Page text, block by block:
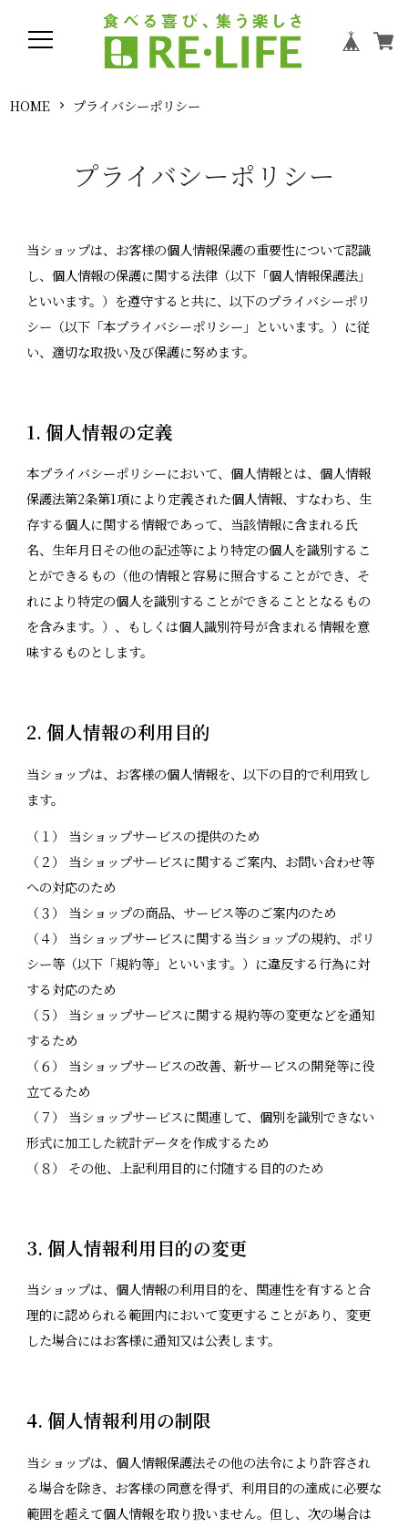
HOME プライバシーポリシー
プライバシーポリシー
当ショップは、お客様の個人情報保護の重要性について認識
し、個人情報の保護に関する法律（以下「個人情報保護法」
といいます。）を遵守すると共に、以下のプライバシーポリ
シー（以下「本プライバシーポリシー」といいます。）に従
い、適切な取扱い及び保護に努めます。
1. 個人情報の定義
本プライバシーポリシーにおいて、個人情報とは、個人情報
保護法第2条第1項により定義された個人情報、すなわち、生
存する個人に関する情報であって、当該情報に含まれる氏
名、生年月日その他の記述等により特定の個人を識別するこ
とができるもの（他の情報と容易に照合することができ、そ
れにより特定の個人を識別することができることとなるもの
を含みます。）、もしくは個人識別符号が含まれる情報を意
味するものとします。
2. 個人情報の利用目的
当ショップは、お客様の個人情報を、以下の目的で利用致し
ます。
（１） 当ショップサービスの提供のため
（２） 当ショップサービスに関するご案内、お問い合わせ等
への対応のため
（３） 当ショップの商品、サービス等のご案内のため
（４） 当ショップサービスに関する当ショップの規約、ポリ
シー等（以下「規約等」といいます。）に違反する行為に対
する対応のため
（５） 当ショップサービスに関する規約等の変更などを通知
するため
（６） 当ショップサービスの改善、新サービスの開発等に役
立てるため
（７） 当ショップサービスに関連して、個別を識別できない
形式に加工した統計データを作成するため
（８） その他、上記利用目的に付随する目的のため
3. 個人情報利用目的の変更
当ショップは、個人情報の利用目的を、関連性を有すると合
理的に認められる範囲内において変更することがあり、変更
した場合にはお客様に通知又は公表します。
4. 個人情報利用の制限
当ショップは、個人情報保護法その他の法令により許容され
る場合を除き、お客様の同意を得ず、利用目的の達成に必要な
範囲を超えて個人情報を取り扱いません。但し、次の場合は